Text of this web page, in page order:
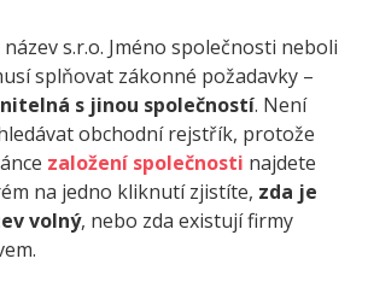
s.r.o. Jméno společnosti neboli
splňovat zákonné požadavky –
s jinou společností. Není
obchodní rejstřík, protože
založení společnosti najdete
na jedno kliknutí zjistíte, zda je
volný, nebo zda existují firmy